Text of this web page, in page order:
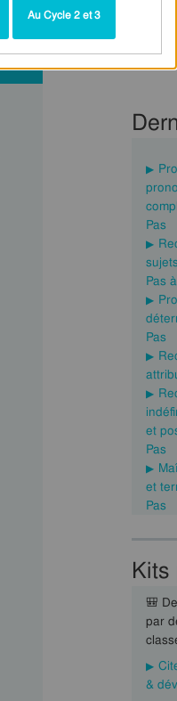
Pas
Pas
Pas
et
Pas
et
Pas
Kits
🎒
par
&
Au Cycle 2 et 3